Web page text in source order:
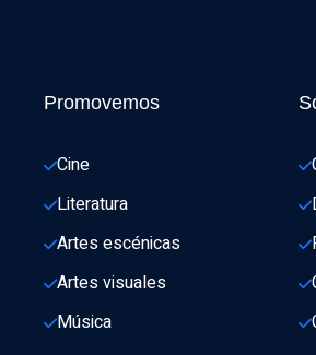
Promovemos
Cine
Literatura
Artes escénicas
Artes visuales
Música